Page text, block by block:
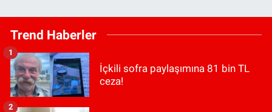
Trend Haberler
İçkili sofra paylaşımına 81 bin TL
ceza!
1
2